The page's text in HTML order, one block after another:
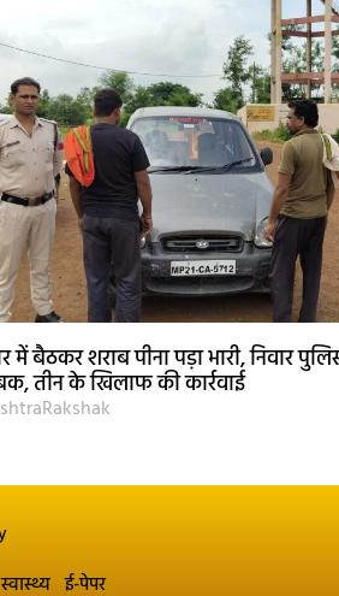
में बैठकर शराब पीना पड़ा भारी, निवार
तीन के खिलाफ की कार्रवाई
स्वास्थ्य ई-पेपर